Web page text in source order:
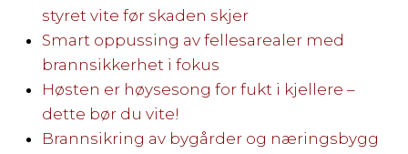
styret vite før skaden skjer
Smart oppussing av fellesarealer med
brannsikkerhet i fokus
Høsten er høysesong for fukt i kjellere –
dette bør du vite!
Brannsikring av bygårder og næringsbygg